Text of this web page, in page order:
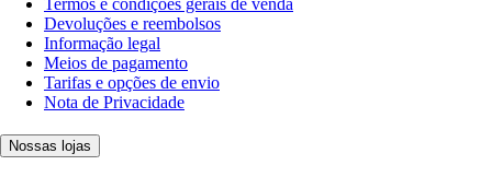
Devoluções e reembolsos
Informação legal
Meios de pagamento
Tarifas e opções de envio
Nota de Privacidade
Nossas lojas